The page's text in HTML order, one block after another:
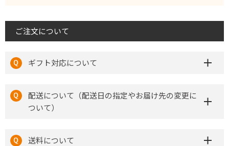
ご注文について
ギフト対応について
配送について（配送日の指定やお届け先の変更に
ついて）
送料について